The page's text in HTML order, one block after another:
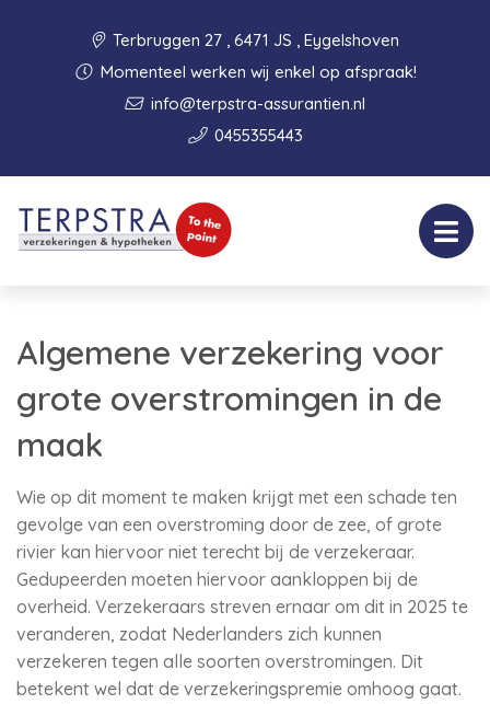
Terbruggen 27 , 6471 JS , Eygelshoven
Momenteel werken wij enkel op afspraak!
info@terpstra-assurantien.nl
0455355443
Algemene verzekering voor
grote overstromingen in de
maak
Wie op dit moment te maken krijgt met een schade ten
gevolge van een overstroming door de zee, of grote
rivier kan hiervoor niet terecht bij de verzekeraar.
Gedupeerden moeten hiervoor aankloppen bij de
overheid. Verzekeraars streven ernaar om dit in 2025 te
veranderen, zodat Nederlanders zich kunnen
verzekeren tegen alle soorten overstromingen. Dit
betekent wel dat de verzekeringspremie omhoog gaat.